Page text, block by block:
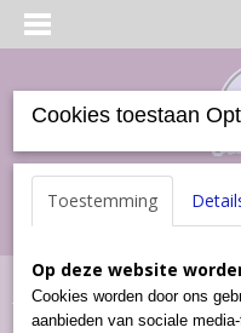
Inloggen Registreren
Home >Snacks>
Cookies toestaan
Toestemming
Op deze website
Cookies worden door ons
aanbieden van sociale